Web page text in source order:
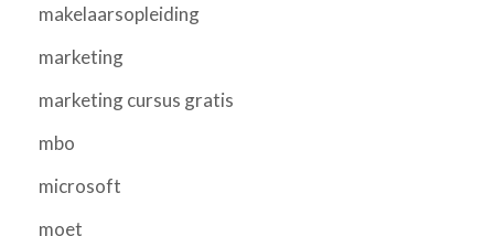
makelaarsopleiding
marketing
marketing cursus gratis
mbo
microsoft
moet